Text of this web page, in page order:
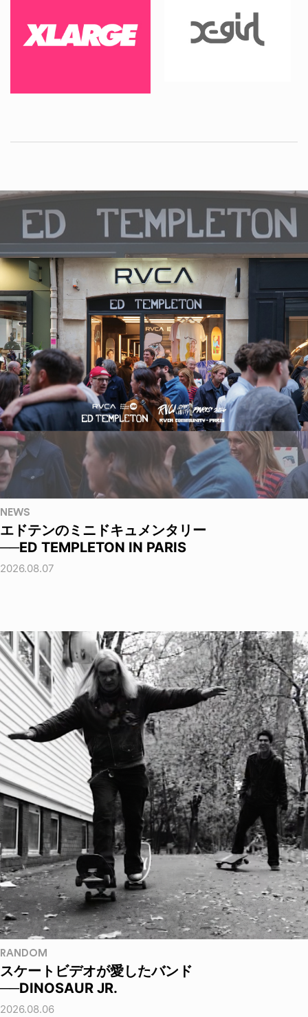
NEWS
エドテンのミニドキュメンタリー
──ED TEMPLETON IN PARIS
2026.08.07
RANDOM
スケートビデオが愛したバンド
──DINOSAUR JR.
2026.08.06